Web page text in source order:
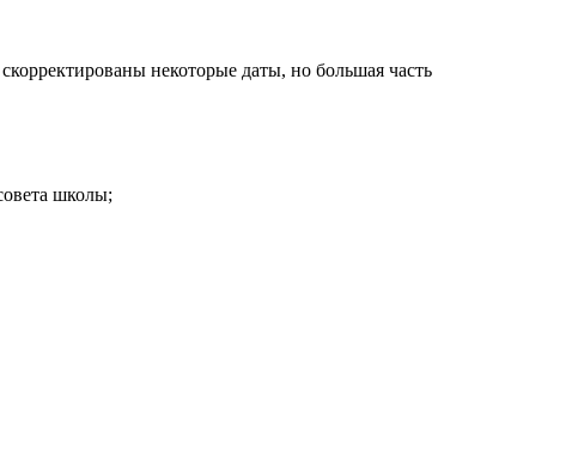
некоторые даты, но большая часть
школы;